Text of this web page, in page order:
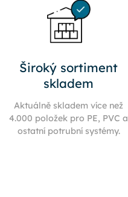
Široký sortiment
skladem
Aktuálně skladem více než
4.000 položek pro PE, PVC a
ostatní potrubní systémy.